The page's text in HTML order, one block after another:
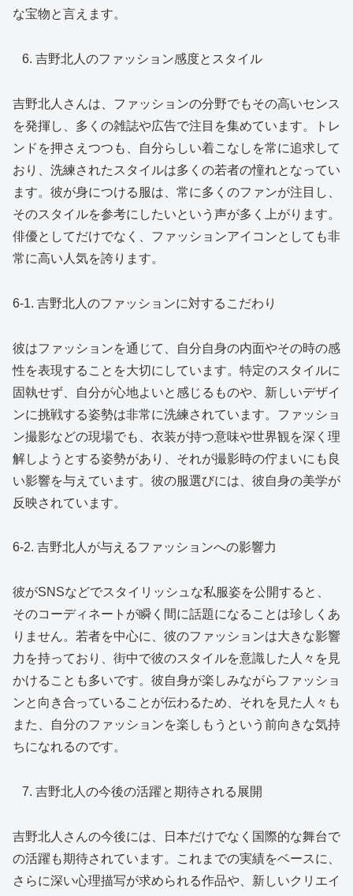
な宝物と言えます。
吉野北人のファッション感度とスタイル
吉野北人さんは、ファッションの分野でもその高いセンス
を発揮し、多くの雑誌や広告で注目を集めています。トレ
ンドを押さえつつも、自分らしい着こなしを常に追求して
おり、洗練されたスタイルは多くの若者の憧れとなってい
ます。彼が身につける服は、常に多くのファンが注目し、
そのスタイルを参考にしたいという声が多く上がります。
俳優としてだけでなく、ファッションアイコンとしても非
常に高い人気を誇ります。
6-1. 吉野北人のファッションに対するこだわり
彼はファッションを通じて、自分自身の内面やその時の感
性を表現することを大切にしています。特定のスタイルに
固執せず、自分が心地よいと感じるものや、新しいデザイ
ンに挑戦する姿勢は非常に洗練されています。ファッショ
ン撮影などの現場でも、衣装が持つ意味や世界観を深く理
解しようとする姿勢があり、それが撮影時の佇まいにも良
い影響を与えています。彼の服選びには、彼自身の美学が
反映されています。
6-2. 吉野北人が与えるファッションへの影響力
彼がSNSなどでスタイリッシュな私服姿を公開すると、
そのコーディネートが瞬く間に話題になることは珍しくあ
りません。若者を中心に、彼のファッションは大きな影響
力を持っており、街中で彼のスタイルを意識した人々を見
かけることも多いです。彼自身が楽しみながらファッショ
ンと向き合っていることが伝わるため、それを見た人々も
また、自分のファッションを楽しもうという前向きな気持
ちになれるのです。
吉野北人の今後の活躍と期待される展開
吉野北人さんの今後には、日本だけでなく国際的な舞台で
の活躍も期待されています。これまでの実績をベースに、
さらに深い心理描写が求められる作品や、新しいクリエイ